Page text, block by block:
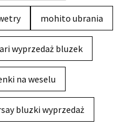
mohito ubrania
wyprzedaż bluzek
na weselu
bluzki wyprzedaż